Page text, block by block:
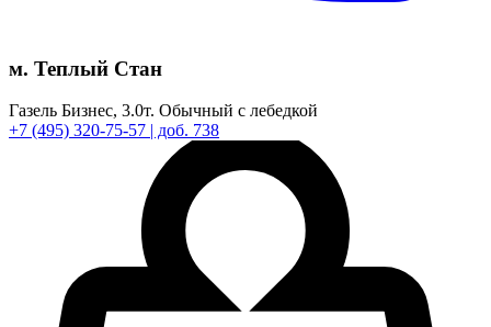
м. Теплый Стан
Газель Бизнес, 3.0т. Обычный с лебедкой
+7 (495) 320-75-57 | доб. 738